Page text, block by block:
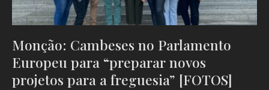
Monção: Cambeses no Parlamento
Europeu para “preparar novos
projetos para a freguesia” [FOTOS]